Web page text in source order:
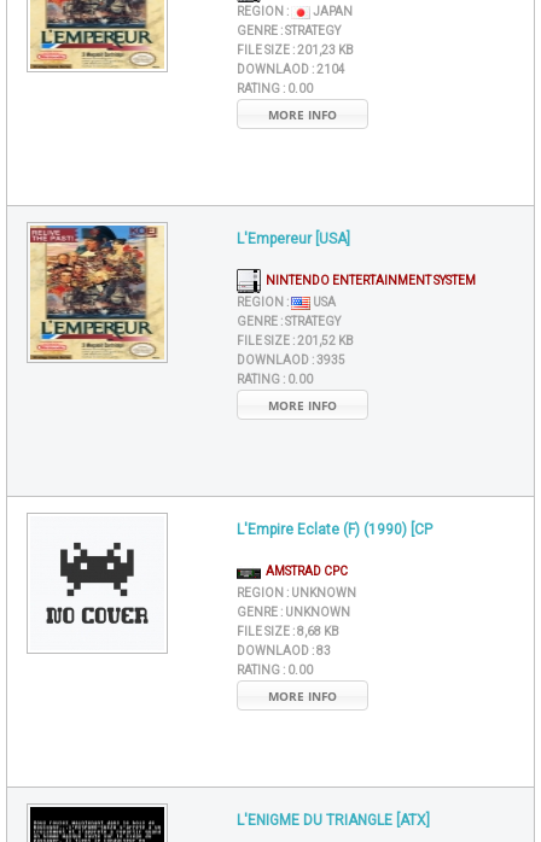
REGION :
JAPAN
GENRE :STRATEGY
FILE SIZE :201,23 KB
DOWNLAOD :2104
RATING : 0.00
MORE INFO
L'Empereur [USA]
NINTENDO ENTERTAINMENT SYSTEM
REGION :
USA
GENRE :STRATEGY
FILE SIZE :201,52 KB
DOWNLAOD :3935
RATING : 0.00
MORE INFO
L'Empire Eclate (F) (1990) [CP
AMSTRAD CPC
REGION : UNKNOWN
GENRE : UNKNOWN
FILE SIZE :8,68 KB
DOWNLAOD :83
RATING : 0.00
MORE INFO
L'ENIGME DU TRIANGLE [ATX]